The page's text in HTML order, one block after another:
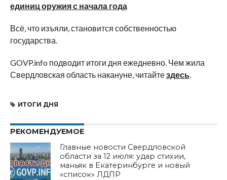
единиц оружия с начала года
Всё, что изъяли, становится собственностью
государства.
GOVP.info подводит итоги дня ежедневно. Чем жила
Свердловская область накануне, читайтездесь.
ИТОГИ ДНЯ
РЕКОМЕНДУЕМОЕ
Главные новости Свердловской
области за 12 июля: удар стихии,
маньяк в Екатеринбурге и новый
«список» ЛДПР